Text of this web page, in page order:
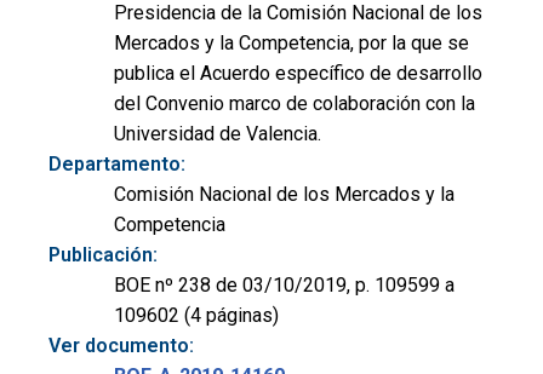
Presidencia de la Comisión Nacional de los
Mercados y la Competencia, por la que se
publica el Acuerdo específico de desarrollo
del Convenio marco de colaboración con la
Universidad de Valencia.
Departamento:
Comisión Nacional de los Mercados y la
Competencia
Publicación:
BOE nº 238 de 03/10/2019, p. 109599 a
109602 (4 páginas)
Ver documento: